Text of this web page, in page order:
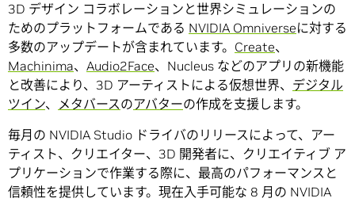
3D デザイン コラボレーションと世界シミュレーションの
ためのプラットフォームである NVIDIA Omniverseに対する
多数のアップデートが含まれています。 Create、
Machinima、 Audio2Face、Nucleus などのアプリの新機能
と改善により、3D アーティストによる仮想世界、 デジタル
ツイン、 メタバースのアバターの作成を支援します。
毎月の NVIDIA Studio ドライバのリリースによって、アー
ティスト、クリエイター、3D 開発者に、クリエイティブ ア
プリケーションで作業する際に、最高のパフォーマンスと
信頼性を提供しています。現在入手可能な 8 月の NVIDIA